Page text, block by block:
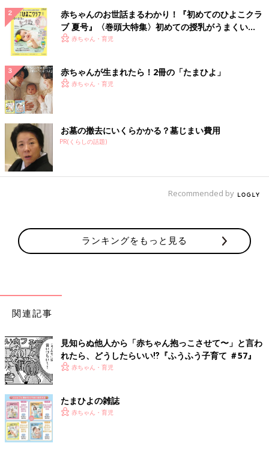
間違ったことを正してあげたい、つらそうな状況から救ってあげ
たいと思って、ついかまってしまうことも、よくありますね。そ
んなシーンの見守り方を見ていきましょう。
＜あるあるシーン４＞グズグズしたらすぐにおっぱいをあ
げてしまいます
＜塩崎先生からアドバイス＞
抱っこで落ち着かせたり好きな遊びに誘ってみて
「おっぱいを吸うと赤ちゃんは安心して落ち着くので、ママもラ
クチンですよね。けれど、それでは自分で自分の気持ちをコント
ロールする力が身につきません。抱っこで落ち着かせたり、好き
な遊びに誘ったりして、おっぱいに頼りすぎない工夫をしましょ
＜あるあるシーン５＞自分で食べさせると汚れるので食事
途中に手や口元をふいてしまいます
「食事中は指先を使う力、意欲的に取り組む力を伸ばす時間。汚
なります。あまりにも汚れがひどいようなら途中でふいても構い
ませんが、ある程度は自由に触らせて。ごちそうさまをしてから
ふくのがいいでしょう」
＜あるあるシーン６＞おもちゃを間違って使っているので
正しい遊び方を教えています
＜塩崎先生からアドバイス＞
まずは好きなように遊ばせて、それから教えましょう
赤ちゃんのお世話まるわかり！『初めてのひよこクラ
ブ 夏号』〈巻頭大特集〉初めての授乳がうまくい
く！ おっぱい・ミルクの基本と夏のトラブル 解決テ
赤ちゃん・育児
赤ちゃんが生まれたら！2冊の「たまひよ」
赤ちゃん・育児
お墓の撤去にいくらかかる？墓じまい費用
PR(くらしの話題)
Recommended by
ランキングをもっと見る
関連記事
見知らぬ他人から「赤ちゃん抱っこさせて〜」と言わ
れたら、どうしたらいい⁉︎『ふうふう子育て ＃57』
赤ちゃん・育児
たまひよの雑誌
赤ちゃん・育児